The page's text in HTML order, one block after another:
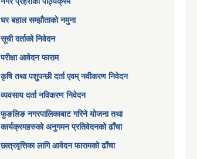
घर बहाल सम्झौताको नमुना
सूची दर्ताको निवेदन
परीक्षा आवेदन फाराम
कृषि तथा पशुपन्छी दर्ता एवम् नवीकरण निवेदन
व्यवसाय दर्ता नविकरण निवेदन
फुङलिङ नगरपालिकाबाट गरिने योजना तथा
कार्यक्रमहरुको अनुगमन प्रतिवेदनको ढाँचा
छात्रवृत्तिका लागि आवेदन फारामको ढाँचा